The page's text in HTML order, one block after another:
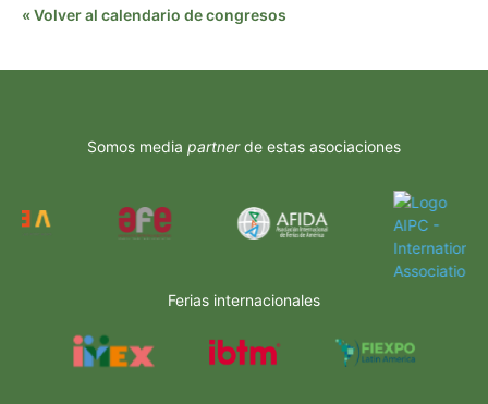
« Volver al calendario de congresos
Somos media partnerde estas asociaciones
Ferias internacionales